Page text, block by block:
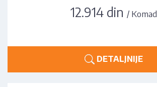
12.914 din / Komad
DETALJNIJE